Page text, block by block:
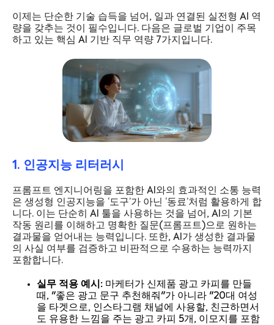
이제는 단순한 기술 습득을 넘어, 일과 연결된 실전형 AI 역
량을 갖추는 것이 필수입니다. 다음은 글로벌 기업이 주목
하고 있는 핵심 AI 기반 직무 역량 7가지입니다.
1. 인공지능 리터러시
프롬프트 엔지니어링을 포함한 AI와의 효과적인 소통 능력
은 생성형 인공지능을 ‘도구’가 아닌 ‘동료’처럼 활용하게 합
니다. 이는 단순히 AI 툴을 사용하는 것을 넘어, AI의 기본
작동 원리를 이해하고 명확한 질문(프롬프트)으로 원하는
결과물을 얻어내는 능력입니다. 또한, AI가 생성한 결과물
의 사실 여부를 검증하고 비판적으로 수용하는 능력까지
포함합니다.
실무 적용 예시: 마케터가 신제품 광고 카피를 만들
때, "좋은 광고 문구 추천해줘"가 아니라 "20대 여성
을 타겟으로, 인스타그램 채널에 사용할, 친근하면서
도 유용한 느낌을 주는 광고 카피 5개, 이모지를 포함